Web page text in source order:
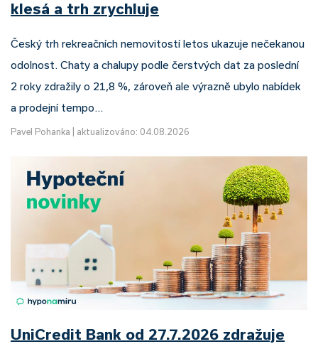
klesá a trh zrychluje
Český trh rekreačních nemovitostí letos ukazuje nečekanou
odolnost. Chaty a chalupy podle čerstvých dat za poslední
2 roky zdražily o 21,8 %, zároveň ale výrazně ubylo nabídek
a prodejní tempo…
Pavel Pohanka aktualizováno: 04.08.2026
UniCredit Bank od 27.7.2026 zdražuje